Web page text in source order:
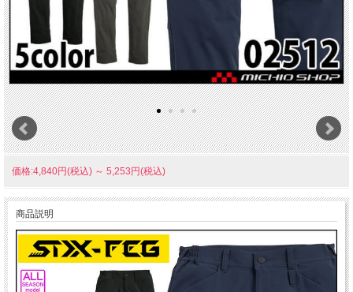
価格:4,840円(税込) ～ 5,253円(税込)
商品説明